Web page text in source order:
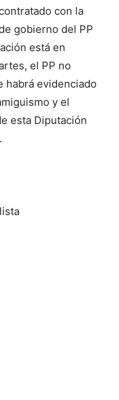
con la
gobierno del PP
está en
el PP no
habrá evidenciado
y el
esta Diputación